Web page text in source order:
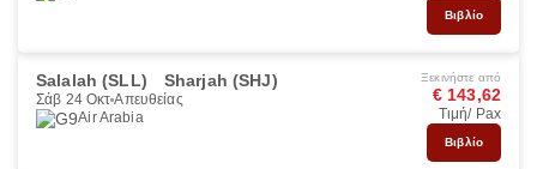
Βιβλίο
Salalah (SLL) Sharjah (SHJ)
Σάβ 24 Οκτ Απευθείας
Air Arabia
Ξεκινήστε από
€ 143,62
Τιμή/ Pax
Βιβλίο